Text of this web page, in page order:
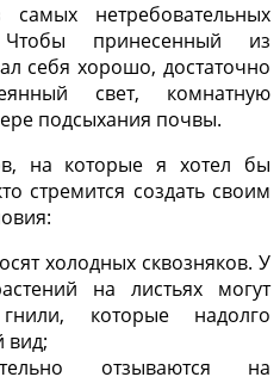
нетребовательных
принесенный из
себя хорошо, достаточно
свет, комнатную
подсыхания почвы.
на которые я хотел бы
стремится создать своим
холодных сквозняков. У
на листьях могут
которые надолго
вид;
отзываются на